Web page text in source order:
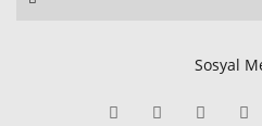
Sosyal